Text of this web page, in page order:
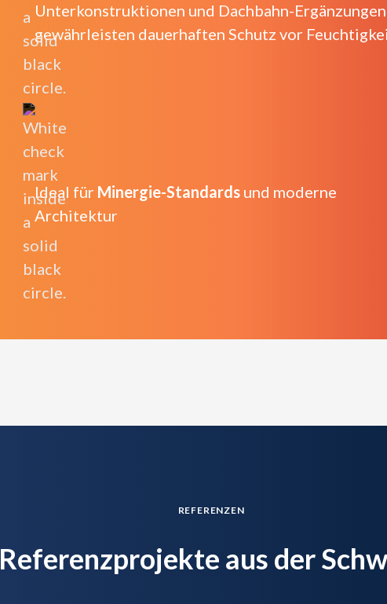
Unterkonstruktionen und Dachbahn-Ergänzungen
gewährleisten dauerhaften Schutz vor
Ideal für Minergie-Standards und moderne
Architektur
REFERENZEN
Referenzprojekte aus der